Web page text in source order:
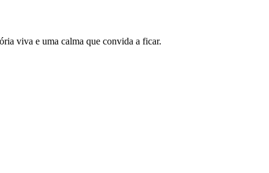
viva e uma calma que convida a ficar.